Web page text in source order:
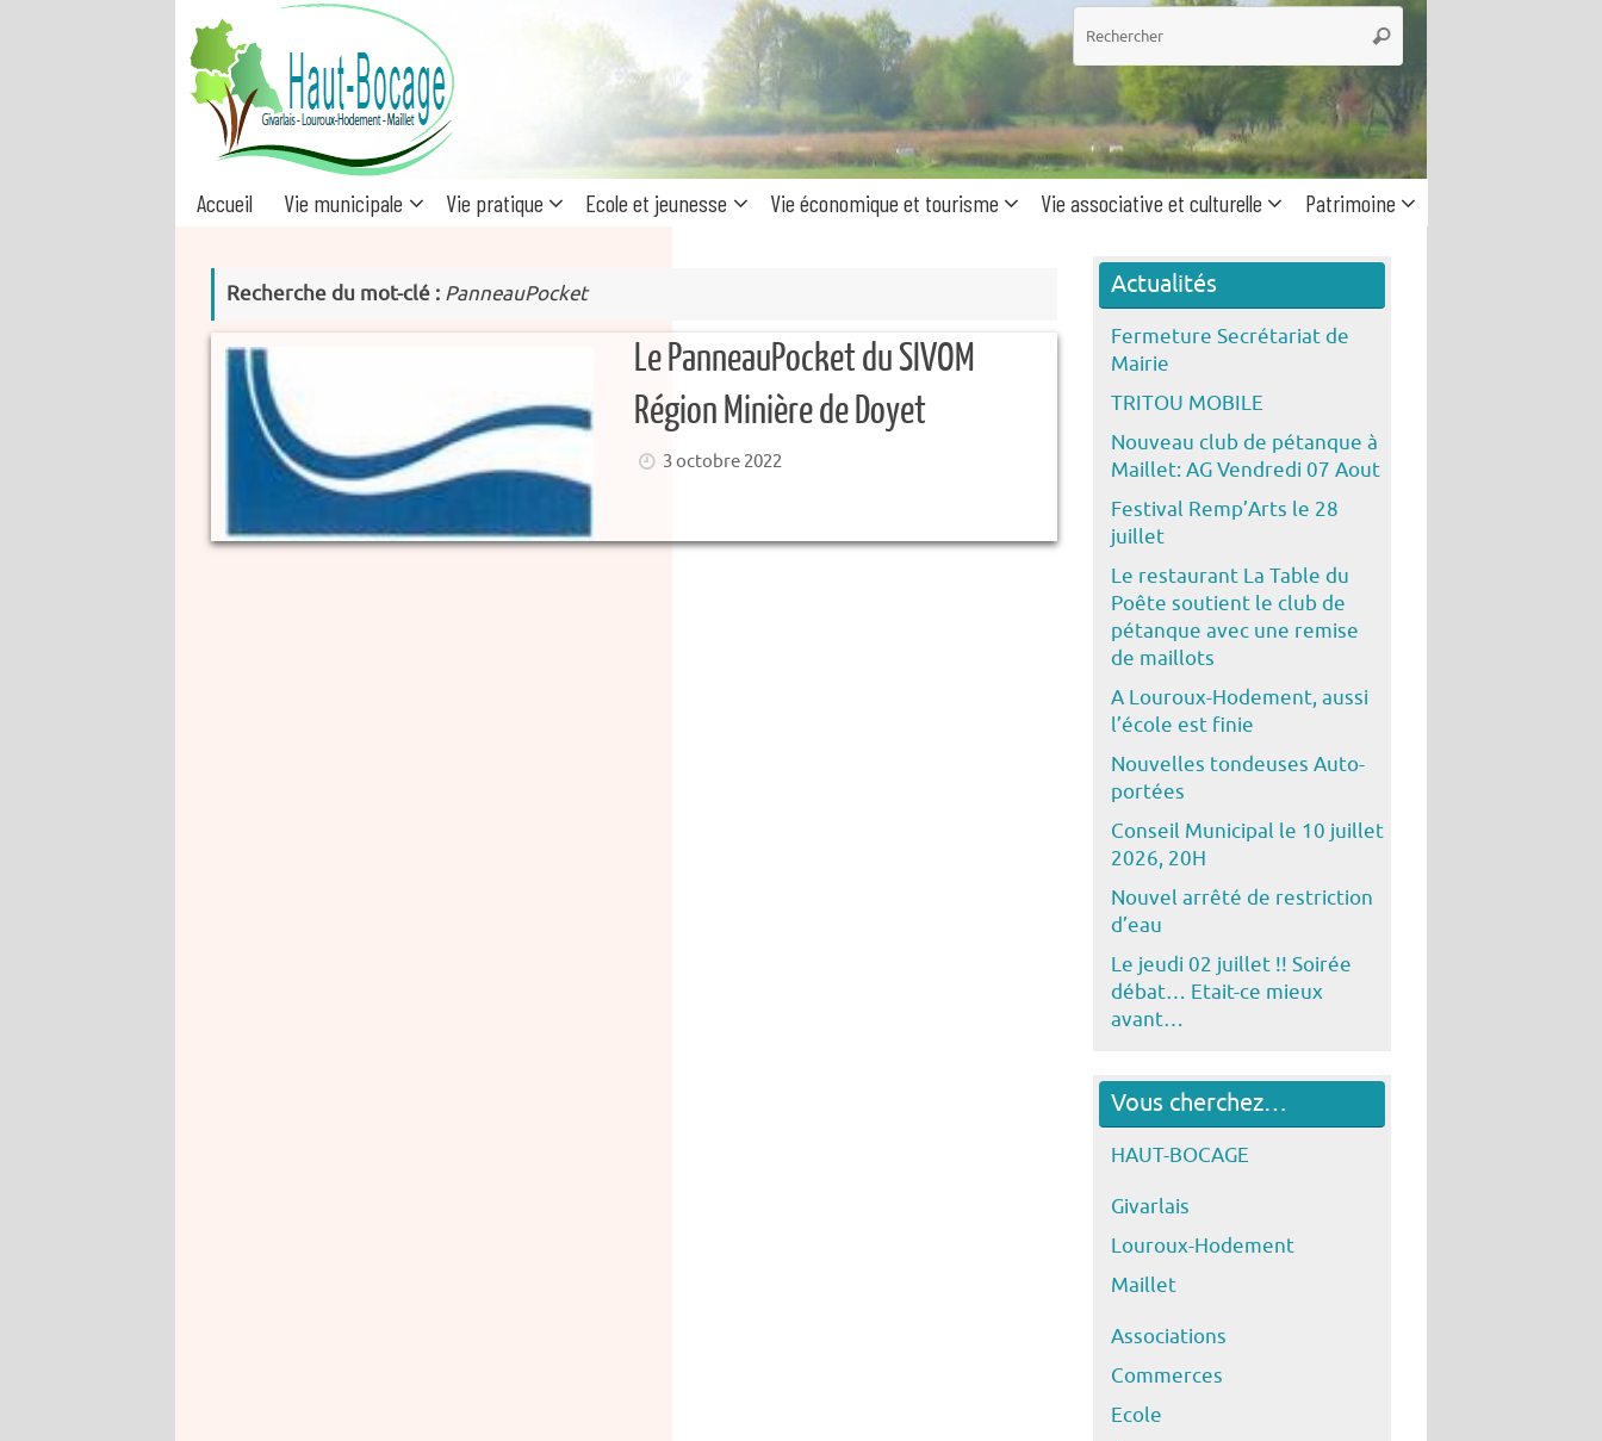
Recherche
pour
Rechercher
Accueil Vie municipale Vie pratique Ecole et jeunesse Vie économique et tourisme Vie associative et culturelle Patrimoine
Recherche du mot-clé : PanneauPocket
Le PanneauPocket du SIVOM
Région Minière de Doyet
3 octobre 2022
Actualités
Fermeture Secrétariat de
Mairie
TRITOU MOBILE
Nouveau club de pétanque à
Maillet: AG Vendredi 07 Aout
Festival Remp’Arts le 28
juillet
Le restaurant La Table du
Poête soutient le club de
pétanque avec une remise
de maillots
A Louroux-Hodement, aussi
l’école est finie
Nouvelles tondeuses Auto-
portées
Conseil Municipal le 10 juillet
2026, 20H
Nouvel arrêté de restriction
d’eau
Le jeudi 02 juillet !! Soirée
débat… Etait-ce mieux
avant…
Vous cherchez…
HAUT-BOCAGE
Givarlais
Louroux-Hodement
Maillet
Associations
Commerces
Ecole